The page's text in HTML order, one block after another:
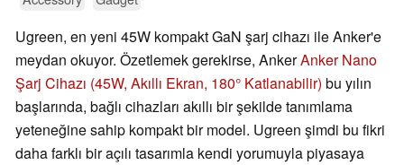
Ugreen, en yeni 45W kompakt GaN şarj cihazı ile Anker'e
meydan okuyor. Özetlemek gerekirse, AnkerAnker Nano
Şarj Cihazı (45W, Akıllı Ekran, 180° Katlanabilir) bu yılın
başlarında, bağlı cihazları akıllı bir şekilde tanımlama
yeteneğine sahip kompakt bir model. Ugreen şimdi bu fikri
daha farklı bir açılı tasarımla kendi yorumuyla piyasaya